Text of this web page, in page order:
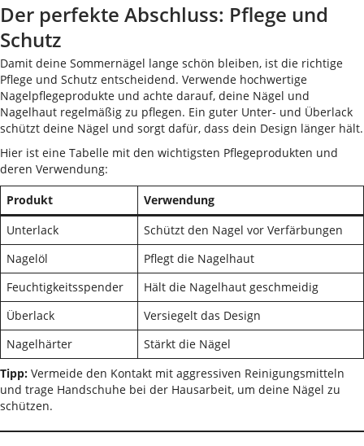
Der perfekte Abschluss: Pflege und
Schutz
Damit deine Sommernägel lange schön bleiben, ist die richtige
Pflege und Schutz entscheidend. Verwende hochwertige
Nagelpflegeprodukte und achte darauf, deine Nägel und
Nagelhaut regelmäßig zu pflegen. Ein guter Unter- und Überlack
schützt deine Nägel und sorgt dafür, dass dein Design länger hält.
Hier ist eine Tabelle mit den wichtigsten Pflegeprodukten und
deren Verwendung:
Produkt
Verwendung
Unterlack
Schützt den Nagel vor Verfärbungen
Nagelöl
Pflegt die Nagelhaut
Feuchtigkeitsspender
Hält die Nagelhaut geschmeidig
Überlack
Versiegelt das Design
Nagelhärter
Stärkt die Nägel
Tipp: Vermeide den Kontakt mit aggressiven Reinigungsmitteln
und trage Handschuhe bei der Hausarbeit, um deine Nägel zu
schützen.